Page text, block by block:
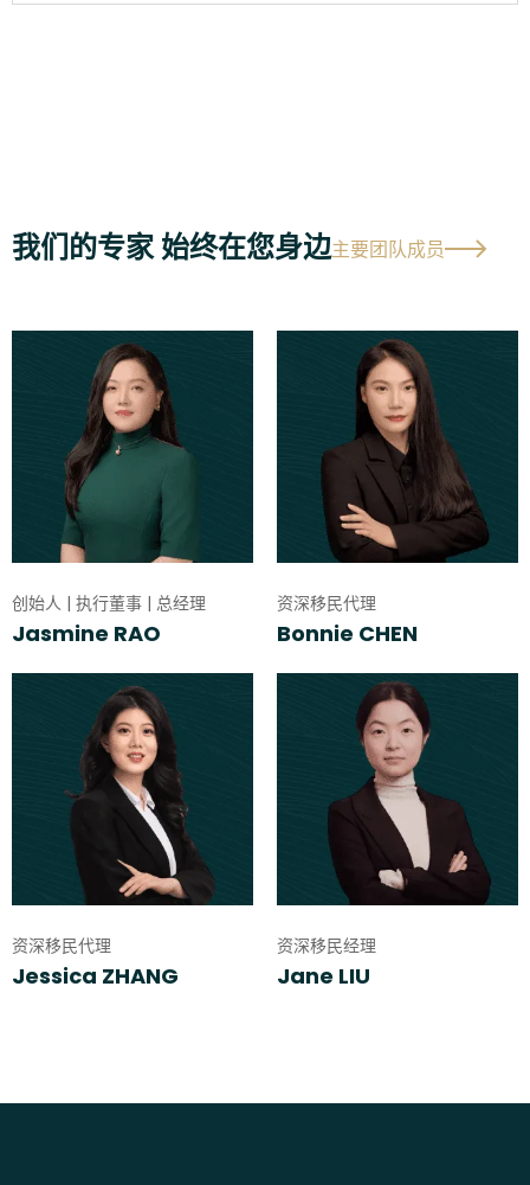
我们的专家 始终在您身边主要团队成员
创始人 | 执行董事 | 总经理
Jasmine RAO
资深移民代理
Bonnie CHEN
资深移民代理
Jessica ZHANG
资深移民经理
Jane LIU